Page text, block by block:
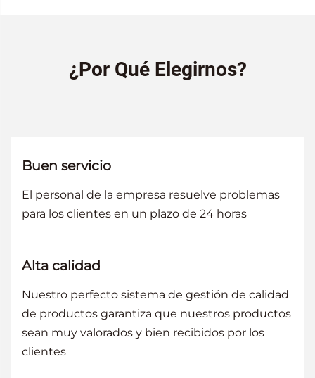
¿Por Qué Elegirnos?
Buen servicio
El personal de la empresa resuelve problemas
para los clientes en un plazo de 24 horas
Alta calidad
Nuestro perfecto sistema de gestión de calidad
de productos garantiza que nuestros productos
sean muy valorados y bien recibidos por los
clientes